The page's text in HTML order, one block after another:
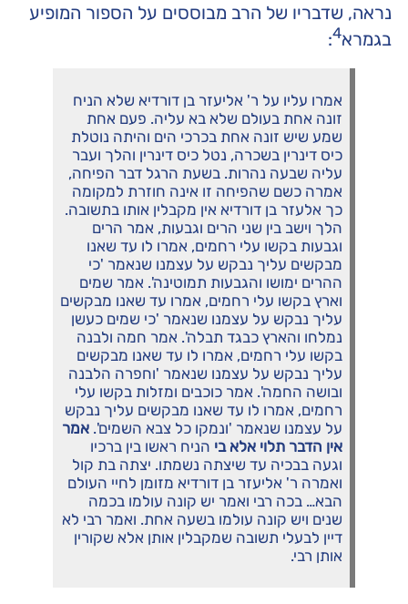
נראה, שדבריו של הרב מבוססים על הספור המופיע
בגמרא4
:
אמרו עליו על ר' אליעזר בן דורדיא שלא הניח
זונה אחת בעולם שלא בא עליה. פעם אחת
שמע שיש זונה אחת בכרכי הים והיתה נוטלת
כיס דינרין בשכרה, נטל כיס דינרין והלך ועבר
עליה שבעה נהרות. בשעת הרגל דבר הפיחה,
אמרה כשם שהפיחה זו אינה חוזרת למקומה
כך אלעזר בן דורדיא אין מקבלין אותו בתשובה.
הלך וישב בין שני הרים וגבעות, אמר הרים
וגבעות בקשו עלי רחמים, אמרו לו עד שאנו
מבקשים עליך נבקש על עצמנו שנאמר 'כי
ההרים ימושו והגבעות תמוטינה'. אמר שמים
וארץ בקשו עלי רחמים, אמרו עד שאנו מבקשים
עליך נבקש על עצמנו שנאמר 'כי שמים כעשן
נמלחו והארץ כבגד תבלה'. אמר חמה ולבנה
בקשו עלי רחמים, אמרו לו עד שאנו מבקשים
עליך נבקש על עצמנו שנאמר 'וחפרה הלבנה
ובושה החמה'. אמר כוכבים ומזלות בקשו עלי
רחמים, אמרו לו עד שאנו מבקשים עליך נבקש
על עצמנו שנאמר 'ונמקו כל צבא השמים'. אמר
אין הדבר תלוי אלא בי הניח ראשו בין ברכיו
וגעה בבכיה עד שיצתה נשמתו. יצתה בת קול
ואמרה ר' אליעזר בן דורדיא מזומן לחיי העולם
הבא… בכה רבי ואמר יש קונה עולמו בכמה
שנים ויש קונה עולמו בשעה אחת. ואמר רבי לא
דיין לבעלי תשובה שמקבלין אותן אלא שקורין
אותן רבי.